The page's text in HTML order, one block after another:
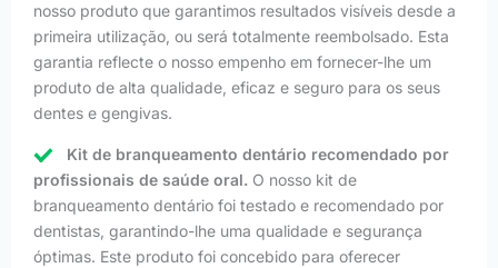
nosso produto que garantimos resultados visíveis desde a
primeira utilização, ou será totalmente reembolsado. Esta
garantia reflecte o nosso empenho em fornecer-lhe um
produto de alta qualidade, eficaz e seguro para os seus
dentes e gengivas.
Kit de branqueamento dentário recomendado por
profissionais de saúde oral. O nosso kit de
branqueamento dentário foi testado e recomendado por
dentistas, garantindo-lhe uma qualidade e segurança
óptimas. Este produto foi concebido para oferecer